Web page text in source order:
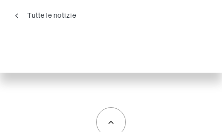
Tutte le notizie